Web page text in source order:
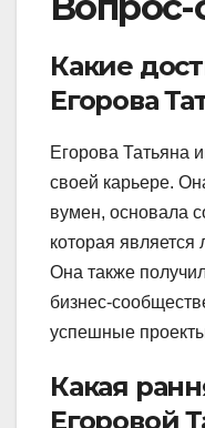
Какие
Егорова
Егорова Татьяна
своей карьере.
вумен, основала
которая
Она также
бизнес-
успешные
Какая
Егоровой